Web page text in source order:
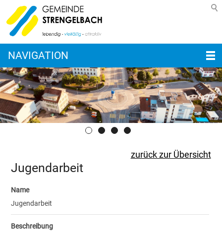
NAVIGATION
zurück zur Übersicht
Jugendarbeit
Name
Jugendarbeit
Beschreibung